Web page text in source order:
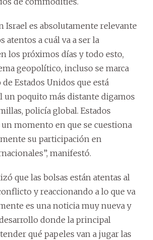
Israel es absolutamente relevante
atentos a cuál va a ser la
los próximos días y todo esto,
geopolítico, incluso se marca
Estados Unidos que está
un poquito más distante digamos
policía global. Estados
momento en que se cuestiona
su participación en
manifestó.
que las bolsas están atentas al
y reaccionando a lo que va
es una noticia muy nueva y
donde la principal
qué papeles van a jugar las